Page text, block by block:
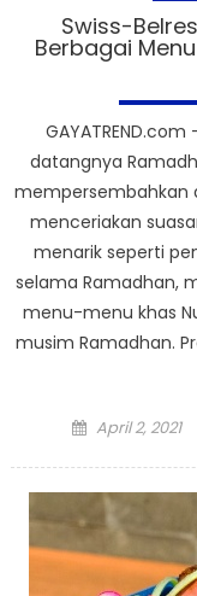
Swiss-
Berbagai
datangnya
mempersembahkan
menceriakan
menarik seperti
selama Ramadhan,
menu-menu khas
musim Ramadhan.
Posted
April 2, 2021